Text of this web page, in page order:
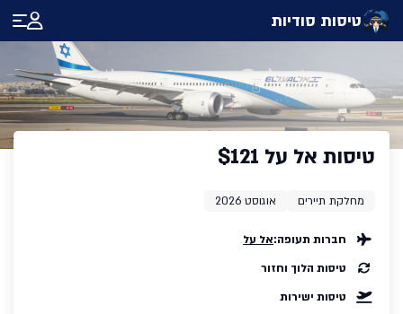
טיסות סודיות
טיסות אל על $121
מחלקת תיירים אוגוסט 2026
חברות תעופה:אל על
טיסות הלוך וחזור
טיסות ישירות